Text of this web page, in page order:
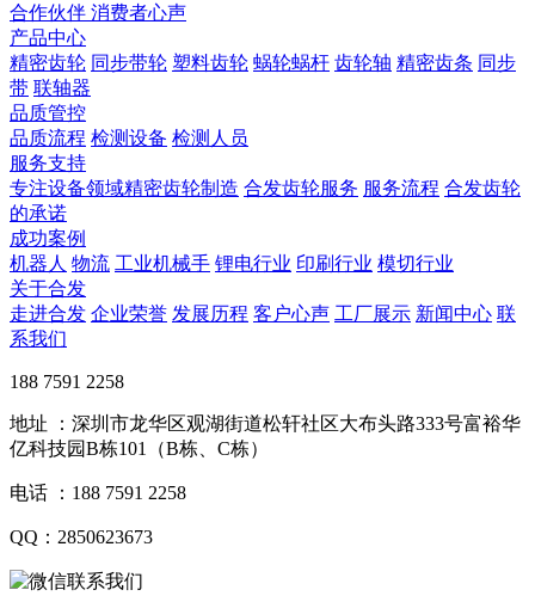
合作伙伴 ​ 消费者心声
产品中心
精密齿轮 同步带轮 塑料齿轮 蜗轮蜗杆 齿轮轴 精密齿条 同步
带 联轴器
品质管控
品质流程 检测设备 检测人员
服务支持
专注设备领域精密齿轮制造 合发齿轮服务 服务流程 合发齿轮
的承诺
成功案例
机器人 物流 工业机械手 锂电行业 印刷行业 模切行业
关于合发
走进合发 企业荣誉 发展历程 客户心声 工厂展示 新闻中心 联
系我们
188 7591 2258
地址 ：深圳市龙华区观湖街道松轩社区大布头路333号富裕华
亿科技园B栋101（B栋、C栋）
电话 ：188 7591 2258
QQ：2850623673